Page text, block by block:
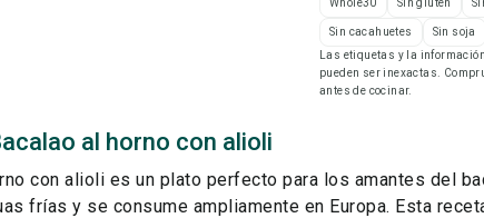
Whole30 Sin gluten
Sin cacahuetes Sin soja
Las etiquetas y la
pueden ser inexactas.
antes de cocinar.
al horno con alioli
con alioli es un plato perfecto para los amantes del
frías y se consume ampliamente en Europa. Esta